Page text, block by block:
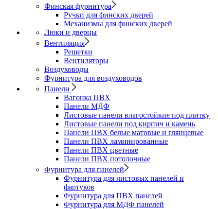
Финская фурнитура
Ручки для финских дверей
Механизмы для финских дверей
Люки и дверцы
Вентиляция
Решетки
Вентиляторы
Воздуховоды
Фурнитура для воздуховодов
Панели
Вагонка ПВХ
Панели МДФ
Листовые панели влагостойкие под плитку
Листовые панели под кирпич и камень
Панели ПВХ белые матовые и глянцевые
Панели ПВХ ламинированные
Панели ПВХ цветные
Панели ПВХ потолочные
Фурнитура для панелей
Фурнитура для листовых панелей и
фартуков
Фурнитура для ПВХ панелей
Фурнитура для МДФ панелей